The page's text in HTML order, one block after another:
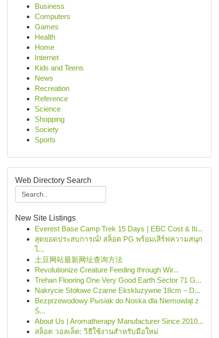
Business
Computers
Games
Health
Home
Internet
Kids and Teens
News
Recreation
Reference
Science
Shopping
Society
Sports
Web Directory Search
New Site Listings
Everest Base Camp Trek 15 Days | EBC Cost & Iti...
สุดยอดประสบการณ์! สล็อต PG พร้อมเสิร์ฟความสนุก
ไ...
土豆网站最新网址查询方法
Revolutionize Creature Feeding through Wir...
Trehan Flooring One Very Good Earth Sector 71 G...
Nakrycie Stołowe Czarne Ekskluzywne 18cm – D...
Bezprzewodowy Pыsiak do Noska dla Niemowląt z
Ś...
About Us | Aromatherapy Manufacturer Since 2010...
สล็อต วอลเล็ต: วิธีใช้งานสำหรับมือใหม่